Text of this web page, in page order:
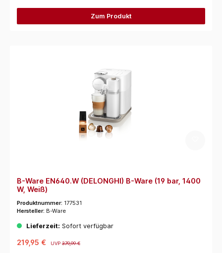
Zum Produkt
B-Ware EN640.W (DELONGHI) B-Ware (19 bar, 1400
W, Weiß)
Produktnummer: 177531
Hersteller: B-Ware
Lieferzeit: Sofort verfügbar
219,95 € UVP379,99 €